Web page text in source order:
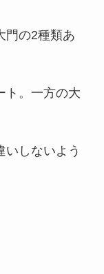
門の2種類あ
ト。一方の大
いしないよう